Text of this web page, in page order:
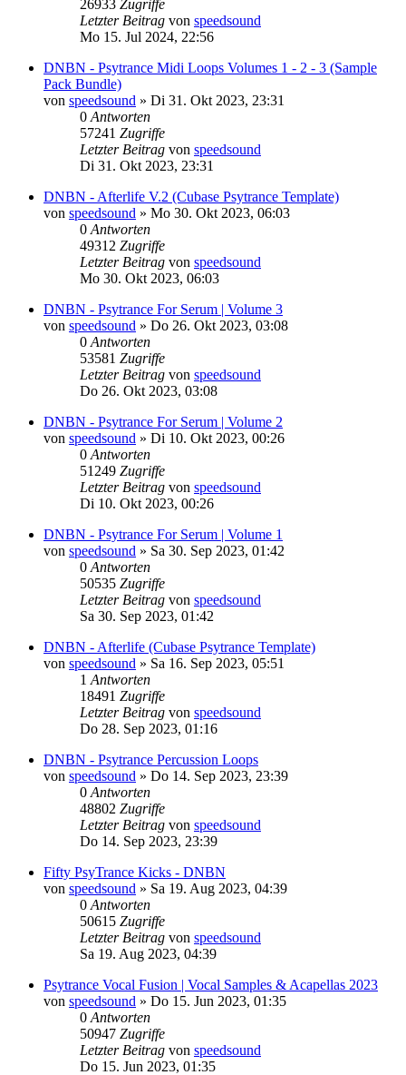
26933 Zugriffe
Letzter Beitrag von speedsound
Mo 15. Jul 2024, 22:56
DNBN - Psytrance Midi Loops Volumes 1 - 2 - 3 (Sample
Pack Bundle)
von speedsound » Di 31. Okt 2023, 23:31
0 Antworten
57241 Zugriffe
Letzter Beitrag von speedsound
Di 31. Okt 2023, 23:31
DNBN - Afterlife V.2 (Cubase Psytrance Template)
von speedsound » Mo 30. Okt 2023, 06:03
0 Antworten
49312 Zugriffe
Letzter Beitrag von speedsound
Mo 30. Okt 2023, 06:03
DNBN - Psytrance For Serum | Volume 3
von speedsound » Do 26. Okt 2023, 03:08
0 Antworten
53581 Zugriffe
Letzter Beitrag von speedsound
Do 26. Okt 2023, 03:08
DNBN - Psytrance For Serum | Volume 2
von speedsound » Di 10. Okt 2023, 00:26
0 Antworten
51249 Zugriffe
Letzter Beitrag von speedsound
Di 10. Okt 2023, 00:26
DNBN - Psytrance For Serum | Volume 1
von speedsound » Sa 30. Sep 2023, 01:42
0 Antworten
50535 Zugriffe
Letzter Beitrag von speedsound
Sa 30. Sep 2023, 01:42
DNBN - Afterlife (Cubase Psytrance Template)
von speedsound » Sa 16. Sep 2023, 05:51
1 Antworten
18491 Zugriffe
Letzter Beitrag von speedsound
Do 28. Sep 2023, 01:16
DNBN - Psytrance Percussion Loops
von speedsound » Do 14. Sep 2023, 23:39
0 Antworten
48802 Zugriffe
Letzter Beitrag von speedsound
Do 14. Sep 2023, 23:39
Fifty PsyTrance Kicks - DNBN
von speedsound » Sa 19. Aug 2023, 04:39
0 Antworten
50615 Zugriffe
Letzter Beitrag von speedsound
Sa 19. Aug 2023, 04:39
Psytrance Vocal Fusion | Vocal Samples & Acapellas 2023
von speedsound » Do 15. Jun 2023, 01:35
0 Antworten
50947 Zugriffe
Letzter Beitrag von speedsound
Do 15. Jun 2023, 01:35